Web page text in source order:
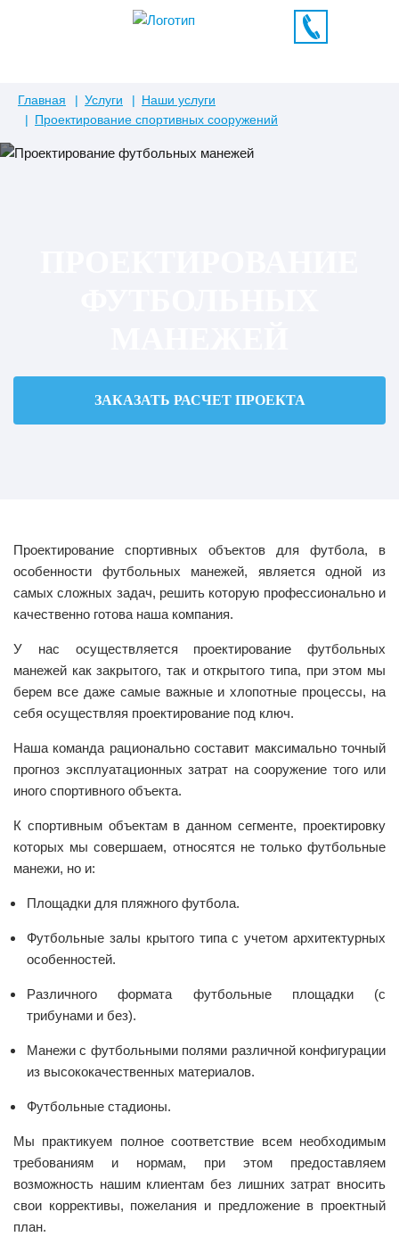
Главная Услуги
Наши услуги
Проектирование спортивных сооружений
ЗАКАЗАТЬ РАСЧЕТ ПРОЕКТА
Проектирование спортивных объектов для футбола, в
особенности футбольных манежей, является одной из
самых сложных задач, решить которую профессионально и
качественно готова наша компания.
У нас осуществляется проектирование футбольных
манежей как закрытого, так и открытого типа, при этом мы
берем все даже самые важные и хлопотные процессы, на
себя осуществляя проектирование под ключ.
Наша команда рационально составит максимально точный
прогноз эксплуатационных затрат на сооружение того или
иного спортивного объекта.
К спортивным объектам в данном сегменте, проектировку
которых мы совершаем, относятся не только футбольные
манежи, но и:
Площадки для пляжного футбола.
Футбольные залы крытого типа с учетом архитектурных
особенностей.
Различного формата футбольные площадки (с
трибунами и без).
Манежи с футбольными полями различной конфигурации
из высококачественных материалов.
Футбольные стадионы.
Мы практикуем полное соответствие всем необходимым
требованиям и нормам, при этом предоставляем
возможность нашим клиентам без лишних затрат вносить
свои коррективы, пожелания и предложение в проектный
план.